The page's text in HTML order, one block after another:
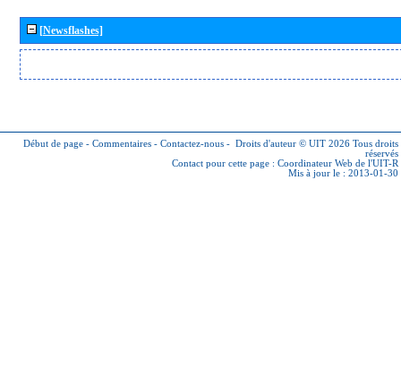
[Newsflashes]
Début de page - Commentaires - Contactez-nous - Droits d'auteur © UIT 2026 Tous droits
réservés
Contact pour cette page : Coordinateur Web de l'UIT-R
Mis à jour le : 2013-01-30